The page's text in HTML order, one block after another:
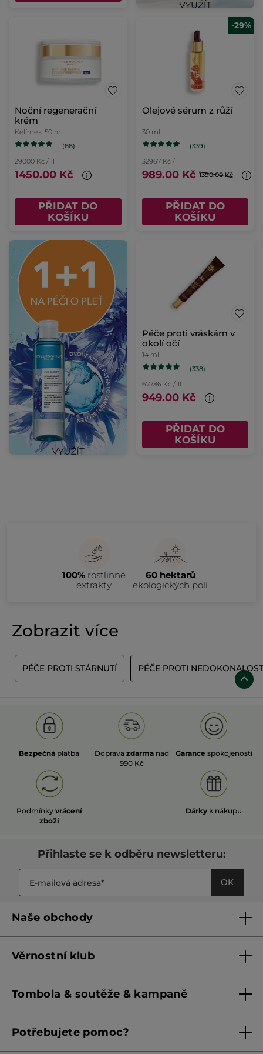
Noční regenerační
krém
Kelímek 50 ml
(88)
29000 Kč / 1l
1450.00 Kč
PŘIDAT DO
KOŠÍKU
-29%
Olejové sérum z růží
30 ml
(339)
32967 Kč / 1l
989.00 Kč 1390.00 Kč
PŘIDAT DO
KOŠÍKU
Péče proti vráskám v
okolí očí
14 ml
(338)
67786 Kč / 1l
949.00 Kč
PŘIDAT DO
KOŠÍKU
100% rostlinné
extrakty
60 hektarů
ekologických polí
Zobrazit více
PÉČE PROTI STÁRNUTÍ PÉČE PROTI
Bezpečná platba Doprava zdarma nad
990 Kč
Garance spokojenosti
Podmínky vrácení
zboží
Dárky k nákupu
Přihlaste se k odběru newsletteru:
OK
Naše obchody
Franšízing
Věrnostní klub
Pravidla věrnostního klubu od 1. 6. 2026
Tombola & soutěže & kampaně
Podmínky aktuálních nabídek
Potřebujete pomoc?